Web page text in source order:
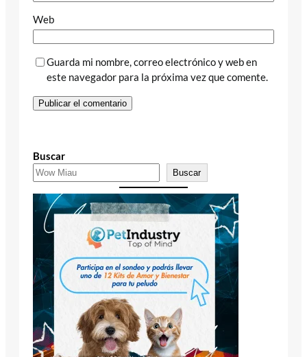
Web
Guarda mi nombre, correo electrónico y web en
este navegador para la próxima vez que comente.
Buscar
Buscar